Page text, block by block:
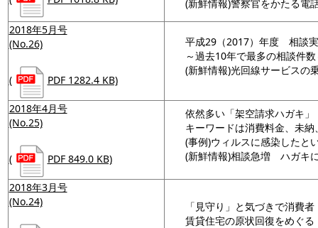
(新鮮情報)警察官をかたる電
2018年5月号
(No.26)
( PDF 1282.4 KB)
平成29（2017）年度 相談
～過去10年で最多の相談件数
(新鮮情報)光回線サービスの
2018年4月号
(No.25)
( PDF 849.0 KB)
依然多い「架空請求ハガキ」
キーワードは消費料金、未
(事例)ウィルスに感染したと
(新鮮情報)相談急増 ハガキ
2018年3月号
(No.24)
「見守り」と気づきで消費
賃貸住宅の原状回復をめぐる